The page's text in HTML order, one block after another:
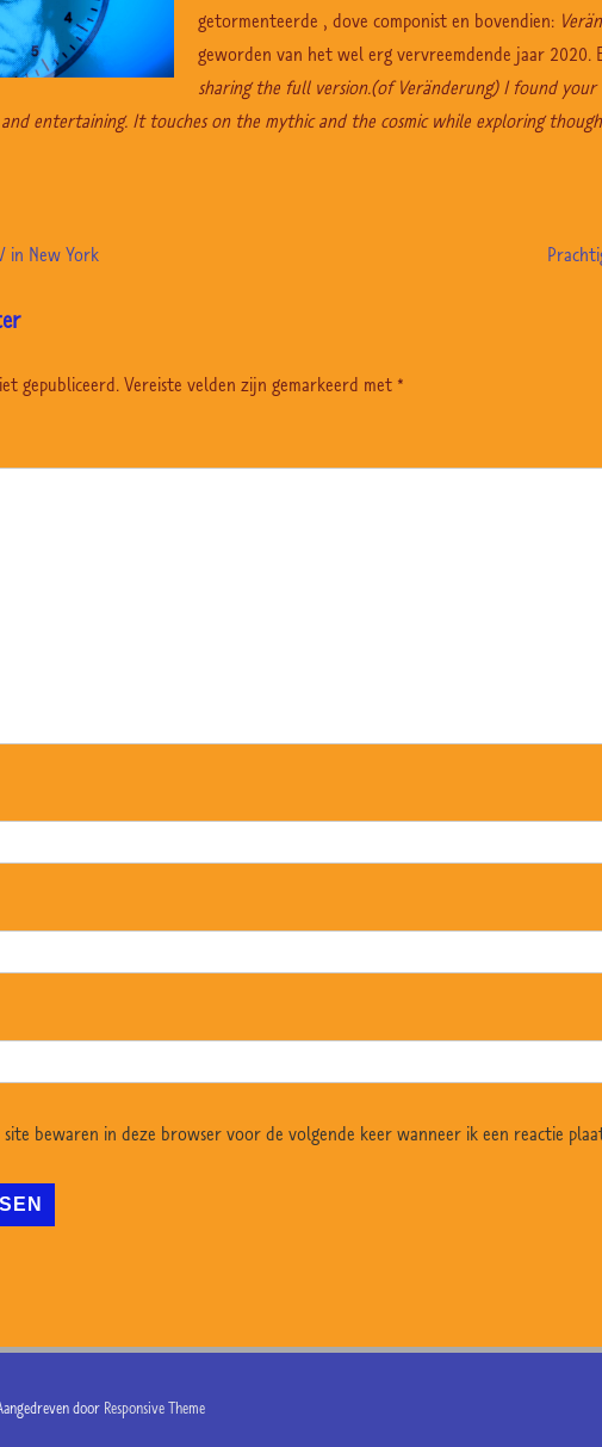
getormenteerde , dove componist en bovendien:
geworden van het wel erg vervreemdende jaar 2020.
sharing the full version.(of Veränderung) I found
entertaining. It touches on the mythic and the cosmic while exploring
in New York
gepubliceerd. Vereiste velden zijn gemarkeerd met *
bewaren in deze browser voor de volgende keer wanneer ik een reactie
door Responsive Theme